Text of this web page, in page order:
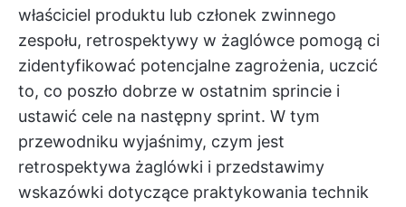
właściciel produktu lub członek zwinnego
zespołu, retrospektywy w żaglówce pomogą ci
zidentyfikować potencjalne zagrożenia, uczcić
to, co poszło dobrze w ostatnim sprincie i
ustawić cele na następny sprint. W tym
przewodniku wyjaśnimy, czym jest
retrospektywa żaglówki i przedstawimy
wskazówki dotyczące praktykowania technik